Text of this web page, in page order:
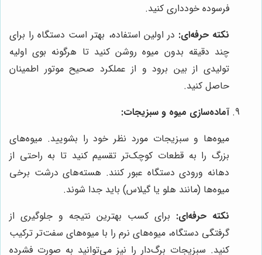
فرسوده خودداری کنید.
نکته حرفه‌ای: در اولین استفاده، بهتر است دستگاه را برای
چند دقیقه بدون میوه روشن کنید تا هرگونه بوی اولیه
تولیدی از بین برود و از عملکرد صحیح موتور اطمینان
حاصل کنید.
آماده‌سازی میوه و سبزیجات:
میوه‌ها و سبزیجات مورد نظر خود را بشویید. میوه‌های
بزرگ را به قطعات کوچک‌تر تقسیم کنید تا به راحتی از
دهانه ورودی دستگاه عبور کنند. هسته‌های درشت برخی
میوه‌ها (مانند هلو یا گیلاس) باید جدا شوند.
نکته حرفه‌ای: برای کسب بهترین نتیجه و جلوگیری از
گرفتگی دستگاه، میوه‌های نرم را با میوه‌های سفت‌تر ترکیب
کنید. سبزیجات برگ‌دار را نیز می‌توانید به صورت فشرده